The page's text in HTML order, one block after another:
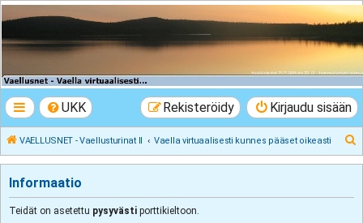
VAELLUSNET -
Vaellusturinat II
UKK Kirjaudu sisään
Rekisteröidy
VAELLUSNET - Vaellusturinat II Vaella virtuaalisesti kunnes pääset oikeasti
Informaatio
Teidät on asetettu pysyvästi porttikieltoon.